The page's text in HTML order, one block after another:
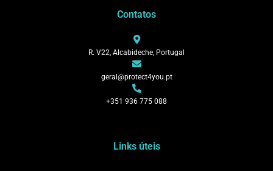
Contatos
R. V22, Alcabideche, Portugal
geral@protect4you.pt
+351 936 775 088
Links úteis